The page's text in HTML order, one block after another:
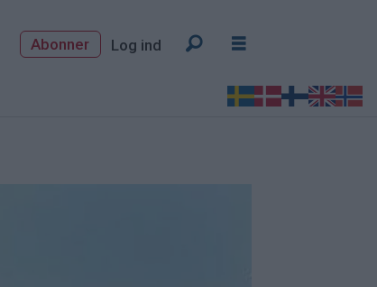
Abonner Log ind